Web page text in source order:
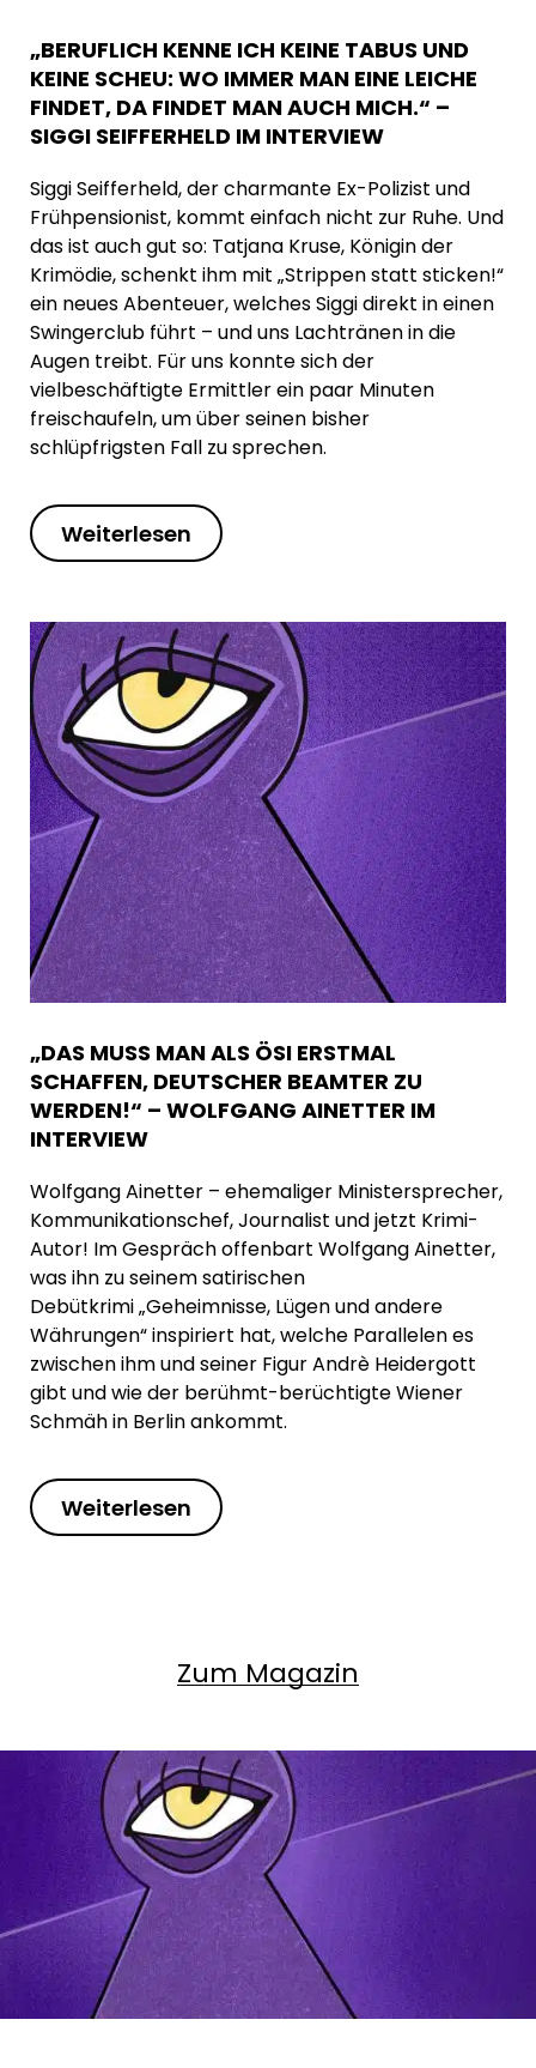
„BERUFLICH KENNE ICH KEINE TABUS UND
KEINE SCHEU: WO IMMER MAN EINE LEICHE
FINDET, DA FINDET MAN AUCH MICH.“ –
SIGGI SEIFFERHELD IM INTERVIEW
Siggi Seifferheld, der charmante Ex-Polizist und
Frühpensionist, kommt einfach nicht zur Ruhe. Und
das ist auch gut so: Tatjana Kruse, Königin der
Krimödie, schenkt ihm mit „Strippen statt sticken!“
ein neues Abenteuer, welches Siggi direkt in einen
Swingerclub führt – und uns Lachtränen in die
Augen treibt. Für uns konnte sich der
vielbeschäftigte Ermittler ein paar Minuten
freischaufeln, um über seinen bisher
schlüpfrigsten Fall zu sprechen.
Weiterlesen
„DAS MUSS MAN ALS ÖSI ERSTMAL
SCHAFFEN, DEUTSCHER BEAMTER ZU
WERDEN!“ – WOLFGANG AINETTER IM
INTERVIEW
Wolfgang Ainetter – ehemaliger Ministersprecher,
Kommunikationschef, Journalist und jetzt Krimi-
Autor! Im Gespräch offenbart Wolfgang Ainetter,
was ihn zu seinem satirischen
Debütkrimi „Geheimnisse, Lügen und andere
Währungen“ inspiriert hat, welche Parallelen es
zwischen ihm und seiner Figur Andrè Heidergott
gibt und wie der berühmt-berüchtigte Wiener
Schmäh in Berlin ankommt.
Weiterlesen
Zum Magazin